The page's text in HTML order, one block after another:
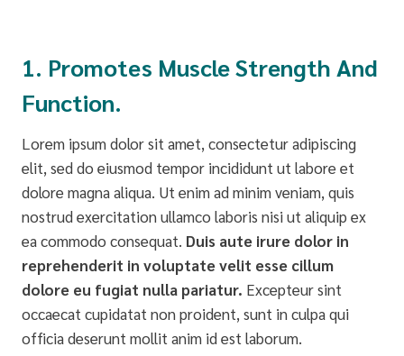
1. Promotes Muscle Strength And
Function.
Lorem ipsum dolor sit amet, consectetur adipiscing
elit, sed do eiusmod tempor incididunt ut labore et
dolore magna aliqua. Ut enim ad minim veniam, quis
nostrud exercitation ullamco laboris nisi ut aliquip ex
ea commodo consequat. Duis aute irure dolor in
reprehenderit in voluptate velit esse cillum
dolore eu fugiat nulla pariatur. Excepteur sint
occaecat cupidatat non proident, sunt in culpa qui
officia deserunt mollit anim id est laborum.